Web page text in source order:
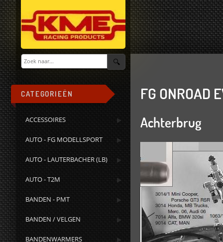
CATEGORIEËN
ACCESSOIRES
AUTO - FG MODELLSPORT
AUTO - LAUTERBACHER (LB)
AUTO - T2M
BANDEN - PMT
BANDEN / VELGEN
BANDENWARMERS
FG ONROAD
Achterbrug